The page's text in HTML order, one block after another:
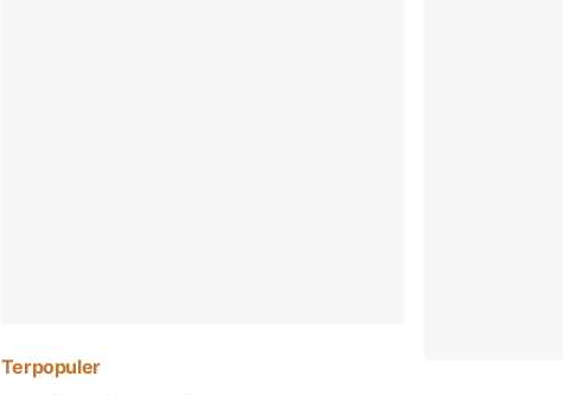
Terpopuler